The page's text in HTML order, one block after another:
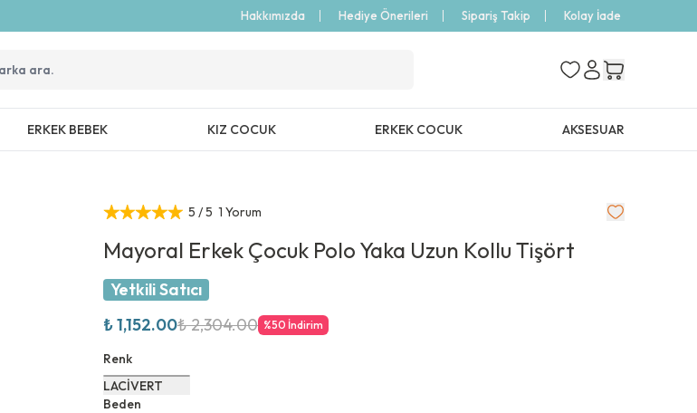
Hakkımızda Hediye Önerileri Sipariş Takip Kolay İade
ERKEK BEBEK KIZ COCUK ERKEK COCUK AKSESUAR
5 / 5 1 Yorum
Mayoral Erkek Çocuk Polo Yaka Uzun Kollu Tişört
Yetkili Satıcı
₺ 1,152.00₺ 2,304.00 %50 İndirim
Renk
LACİVERT
Beden